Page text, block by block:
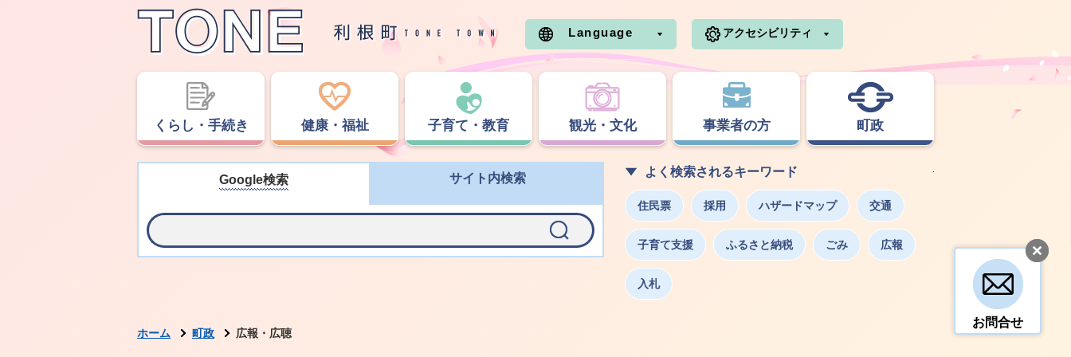
Language
アクセシビリティ
くらし・手続き 健康・福祉 子育て・教育 観光・文化 事業者の方 町政
Google検索 サイト内検索 よく検索されるキーワード
住民票 採用 ハザードマップ 交通
子育て支援 ふるさと納税 ごみ 広報
入札
お問合せ
ホーム 町政 広報・広聴